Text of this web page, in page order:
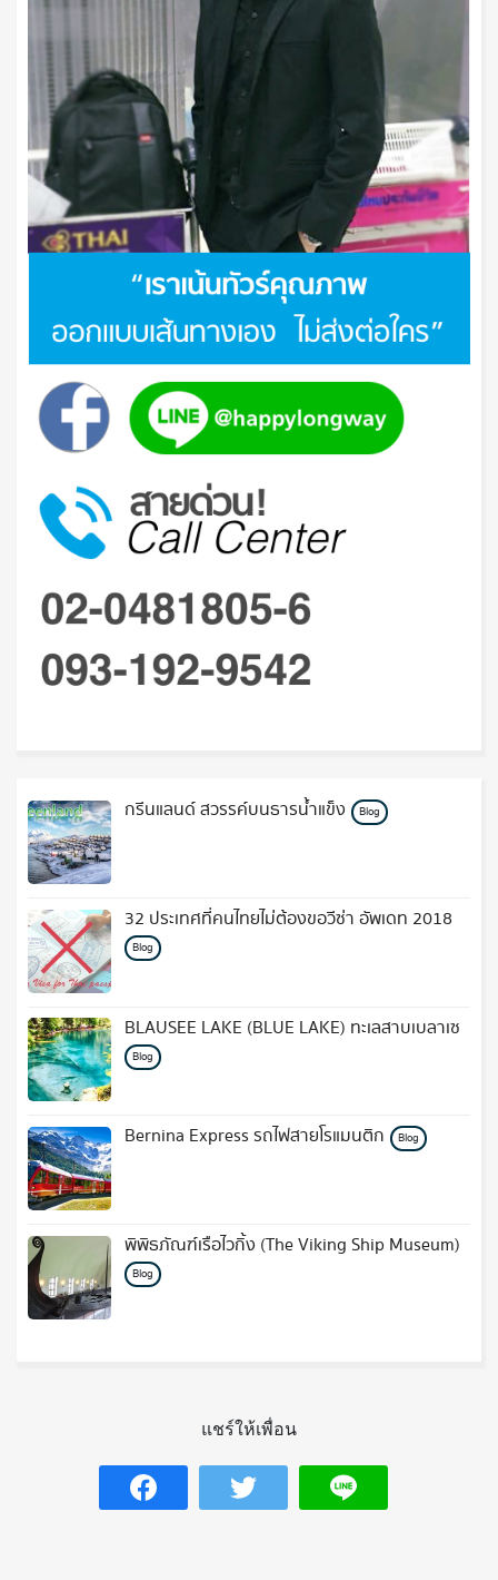
กรีนแลนด์ สวรรค์บนธารน้ำแข็ง Blog
32 ประเทศที่คนไทยไม่ต้องขอวีซ่า อัพเดท 2018
Blog
BLAUSEE LAKE (BLUE LAKE) ทะเลสาบเบลาเซ
Blog
Bernina Express รถไฟสายโรแมนติก Blog
พิพิธภัณฑ์เรือไวกิ้ง (The Viking Ship Museum)
Blog
แชร์ให้เพื่อน